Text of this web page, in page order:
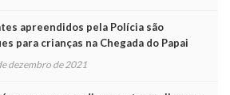
apreendidos pela Polícia são
para crianças na Chegada do Papai
dezembro de 2021